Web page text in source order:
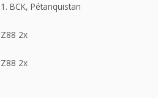
1. BCK, Pétanquistan
Z88 2x
Z88 2x